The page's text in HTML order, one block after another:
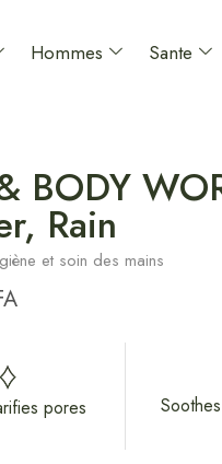
Hommes Sante
BODY
Rain
et soin des mains
pores